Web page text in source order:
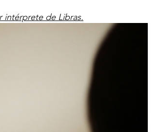
intérprete de Libras.